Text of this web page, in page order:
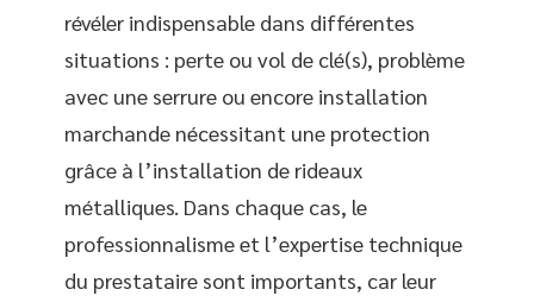
révéler indispensable dans différentes
situations : perte ou vol de clé(s), problème
avec une serrure ou encore installation
marchande nécessitant une protection
grâce à l’installation de rideaux
métalliques. Dans chaque cas, le
professionnalisme et l’expertise technique
du prestataire sont importants, car leur